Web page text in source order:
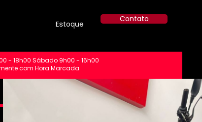
Estoque
Contato
- 18h00 Sábado 9h00 - 16h00
com Hora Marcada